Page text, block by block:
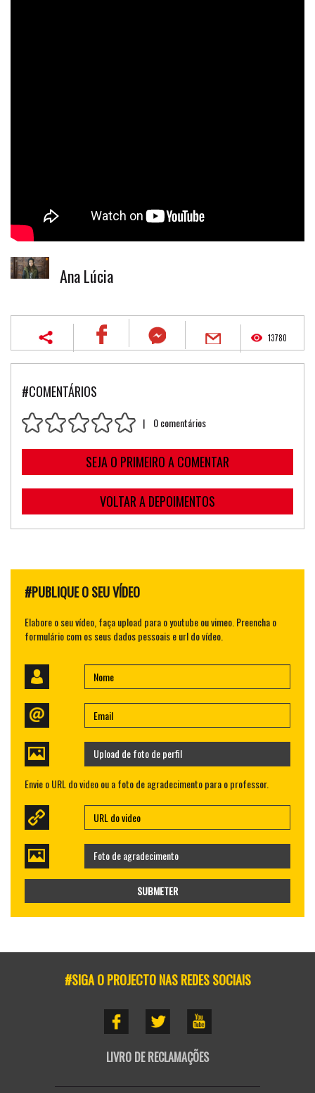
Ana Lúcia
13780
#COMENTÁRIOS
| 0 comentários
SEJA O PRIMEIRO A COMENTAR
VOLTAR A DEPOIMENTOS
#PUBLIQUE O SEU VÍDEO
Elabore o seu vídeo, faça upload para o youtube ou vimeo. Preencha o
formulário com os seus dados pessoais e url do vídeo.
Upload de foto de perfil
Envie o URL do video ou a foto de agradecimento para o professor.
Foto de agradecimento
SUBMETER
#SIGA O PROJECTO NAS REDES SOCIAIS
LIVRO DE RECLAMAÇÕES